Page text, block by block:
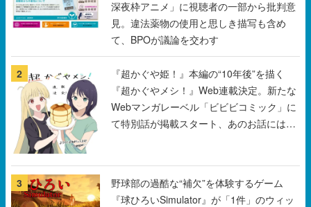
2
『超かぐや姫！』本編の“10年後”を描く
『超かぐやメシ！』Web連載決定。新たな
Webマンガレーベル「ビビビコミック」に
て特別話が掲載スタート、あのお話には…
まだ続きがある！
3
野球部の過酷な“補欠”を体験するゲーム
シュリストをもとにチェコ語に対応しSNS
で話題に。『キングダム・カム』開発元や
チェコのプロ野球選手から称賛の声